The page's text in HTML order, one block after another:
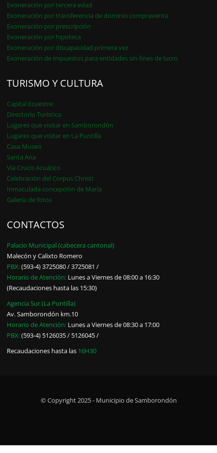
Exoneración por tercera edad
Exoneración por transferencia de dominio compraventa
Exoneración por prescripción
Exoneración por hipoteca
Exoneración por discapacidad primera vez
Exoneración de impuestos para entidades sin fines de lucro
TURISMO Y CULTURA
Capital Ecuestre
Directorio Turístico
Lugares que visitar en Samborondón
Lugares que visitar en La Puntilla
Casa Museo
Santa Ana
Vía Crucis Acuático
Celebración del Corpus Christi
Inmaculada concepción de María
Galería de fotos
CONTACTOS
Palacio Municipal (cabecera cantonal)
Malecón y Calixto Romero
PBX:(593-4) 3725080 / 3725081 /
Horario de Atención: Lunes a Viernes de 08:00 a 16:30
(Recaudaciones hasta las 15:30)
Agencia Sur (La Puntilla)
Av. Samborondón km.10
Horario de Atención: Lunes a Viernes de 08:30 a 17:00
PBX:(593-4) 5126035 / 5126045 /
Recaudaciones hasta las 16H30
© Copyright 2025 - Municipio de Samborondón